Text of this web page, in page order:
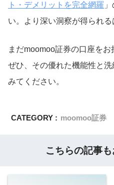
ト・デメリットを完全網羅
い。より深い洞察が得られる
まだmoomoo証券の口座を
ぜひ、その優れた機能性と
みてください。
CATEGORY : moomoo証券
こちらの記事も